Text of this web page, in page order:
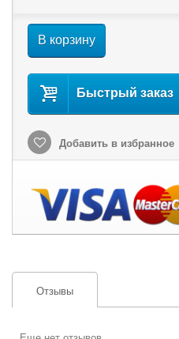
В корзину
Быстрый заказ
Добавить в избранное
Отзывы